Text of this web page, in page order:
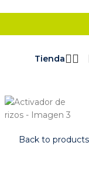
Tienda
Back to products